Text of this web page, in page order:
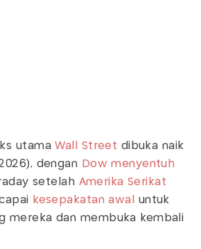
utamaWall Street dibuka naik
dengan Dow menyentuh
setelah Amerika Serikat
kesepakatan awal
untuk
mereka dan membuka kembali